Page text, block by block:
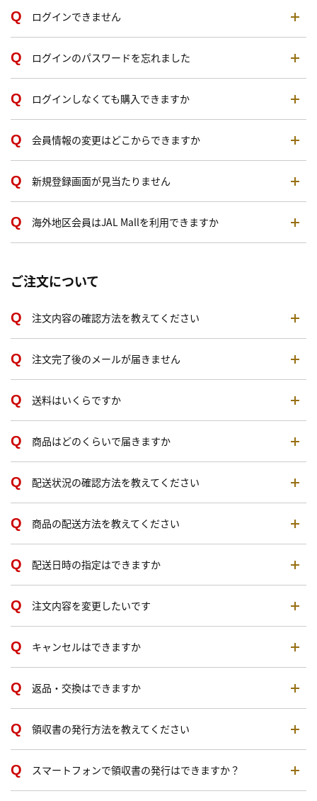
ログインできません
ログインのパスワードを忘れました
ログインしなくても購入できますか
会員情報の変更はどこからできますか
新規登録画面が見当たりません
海外地区会員はJAL Mallを利用できますか
ご注文について
注文内容の確認方法を教えてください
注文完了後のメールが届きません
送料はいくらですか
商品はどのくらいで届きますか
配送状況の確認方法を教えてください
商品の配送方法を教えてください
配送日時の指定はできますか
注文内容を変更したいです
キャンセルはできますか
返品・交換はできますか
領収書の発行方法を教えてください
スマートフォンで領収書の発行はできますか？